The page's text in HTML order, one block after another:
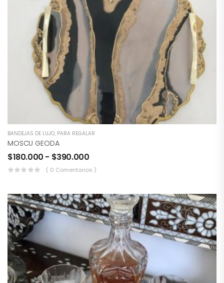
BANDEJAS DE LUJO, PARA REGALAR
MOSCU GEODA
$180.000 - $390.000
( 0 Comentarios )